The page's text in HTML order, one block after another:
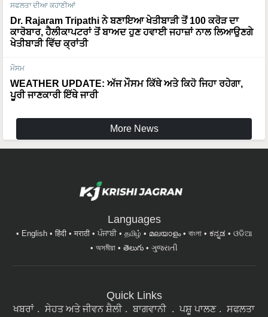
ਸਫਲਤਾ ਦੀਆ ਕਹਾਣੀਆਂ
Dr. Rajaram Tripathi ਨੇ ਬਣਾਇਆ ਖੇਤੀਬਾੜੀ ਤੋਂ 100 ਕਰੋੜ ਦਾ
ਕਾਰੋਬਾਰ, ਹੈਲੀਕਾਪਟਰਾਂ ਤੋਂ ਬਾਅਦ ਹੁਣ ਹਵਾਈ ਜਹਾਜ਼ਾਂ ਨਾਲ ਲਿਆਉਣਗੇ
ਖੇਤੀਬਾੜੀ ਵਿੱਚ ਕ੍ਰਾਂਤੀ
ਮੌਸਮ
WEATHER UPDATE: ਅੱਜ ਮੌਸਮ ਕਿੱਥੇ ਅਤੇ ਕਿਹੋ ਜਿਹਾ ਰਹੇਗਾ,
ਪੂਰੀ ਜਾਣਕਾਰੀ ਇੱਥੇ ਜਾਰੀ
More News
Languages
English हिंदी मराठी ਪੰਜਾਬੀ தமிழ் മലയാളം বাংলা ಕನ್ನಡ
ଓଡିଆ
অসমীয়া
తెలుగు ગુજરાતી
Quick Links
ਖਬਰਾਂ ਸੇਹਤ ਅਤੇ ਜੀਵਨ ਸ਼ੈਲੀ ਬਾਗਵਾਨੀ ਪਸ਼ੂ ਪਾਲਣ ਸਫਲਤਾ